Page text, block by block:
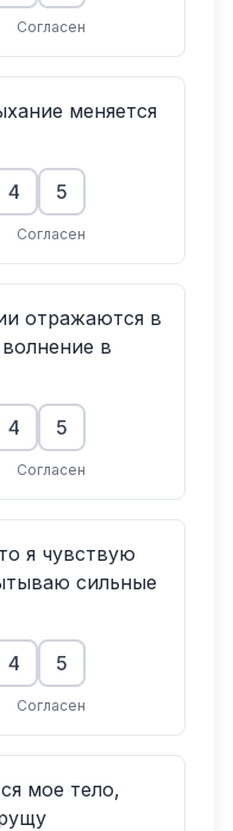
Согласен
меняется
4 5
Согласен
отражаются в
в
4 5
Согласен
я чувствую
сильные
4 5
Согласен
мое тело,